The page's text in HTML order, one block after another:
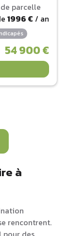
parcelle
1996 € / an
54 900 €
à
rencontrent.